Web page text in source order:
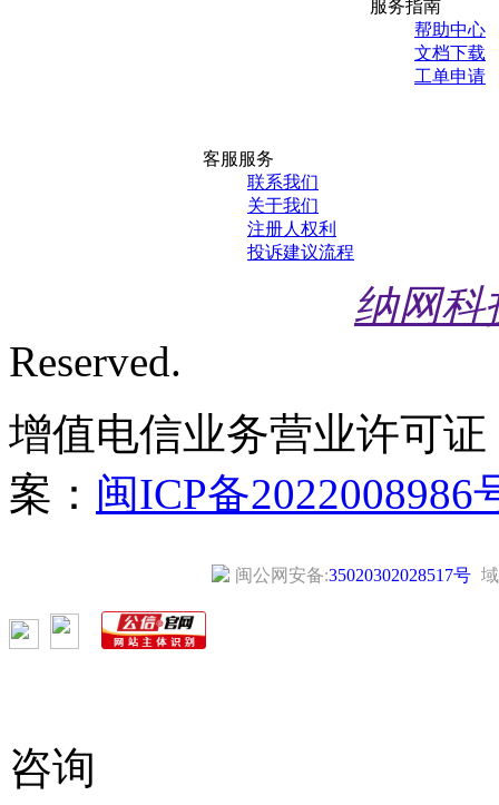
服务指南
帮助中心
文档下载
工单申请
客服服务
联系我们
关于我们
注册人权利
投诉建议流程
纳网
Reserved.
增值电信业务营业许可证
案： 闽ICP备2022008986
闽公网安备:35020302028517号
咨询